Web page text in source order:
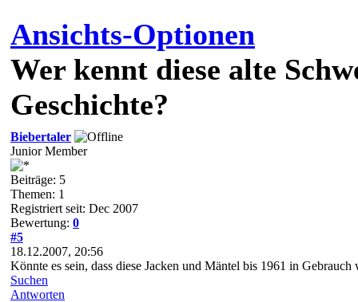
Ansichts-Optionen
Wer kennt diese alte
Geschichte?
Biebertaler
Junior Member
Beiträge: 5
Themen: 1
Registriert seit: Dec 2007
Bewertung: 0
#5
18.12.2007, 20:56
Könnte es sein, dass diese Jacken und Mäntel bis 1961 in Gebrauch
Suchen
Antworten